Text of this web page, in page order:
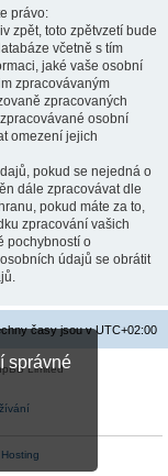
správné
právo:
zpět, toto zpětvzetí bude
včetně s tím
jaké vaše osobní
zpracovávaným
zpracovaných
osobní
omezení jejich
pokud se nejedná o
dále zpracovávat dle
pokud máte za to,
zpracování vašich
pochybností o
údajů se obrátit
časy jsou vUTC+02:00
Limited